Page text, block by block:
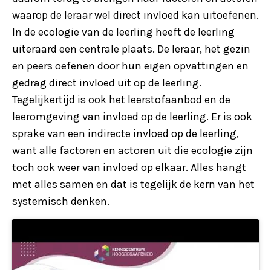
waarop de leraar wel direct invloed kan uitoefenen.
In de ecologie van de leerling heeft de leerling
uiteraard een centrale plaats. De leraar, het gezin
en peers oefenen door hun eigen opvattingen en
gedrag direct invloed uit op de leerling.
Tegelijkertijd is ook het leerstofaanbod en de
leeromgeving van invloed op de leerling. Er is ook
sprake van een indirecte invloed op de leerling,
want alle factoren en actoren uit die ecologie zijn
toch ook weer van invloed op elkaar. Alles hangt
met alles samen en dat is tegelijk de kern van het
systemisch denken.